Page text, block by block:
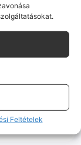
Feltételek
keresünk,
kézbe